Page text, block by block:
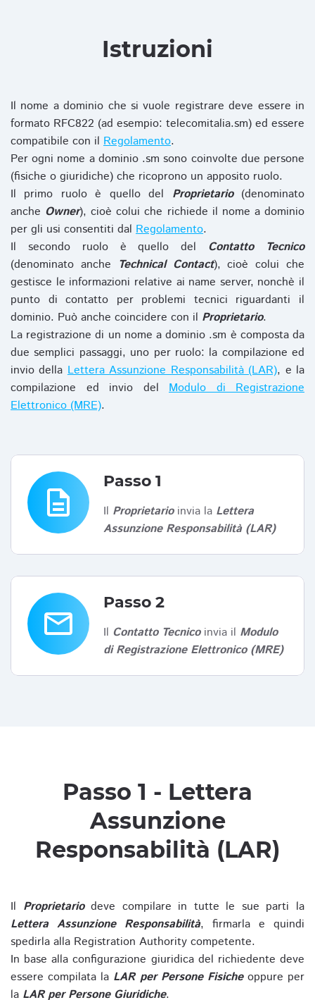
Istruzioni
Il nome a dominio che si vuole registrare deve essere in
formato RFC822 (ad esempio: telecomitalia.sm) ed essere
compatibile con il Regolamento.
Per ogni nome a dominio .sm sono coinvolte due persone
(fisiche o giuridiche) che ricoprono un apposito ruolo.
Il primo ruolo è quello del Proprietario(denominato
anche Owner), cioè colui che richiede il nome a dominio
per gli usi consentiti dal Regolamento.
Il secondo ruolo è quello del Contatto Tecnico
(denominato anche Technical Contact), cioè colui che
gestisce le informazioni relative ai name server, nonchè il
punto di contatto per problemi tecnici riguardanti il
dominio. Può anche coincidere con il Proprietario.
La registrazione di un nome a dominio .sm è composta da
due semplici passaggi, uno per ruolo: la compilazione ed
invio dellaLettera Assunzione Responsabilità (LAR), e la
compilazione ed invio del Modulo di Registrazione
Elettronico (MRE).
description
Passo 1
Il Proprietarioinvia la Lettera
Assunzione Responsabilità (LAR)
email
Passo 2
Il Contatto Tecnicoinvia il Modulo
di Registrazione Elettronico (MRE)
Passo 1 - Lettera
Assunzione
Responsabilità (LAR)
Il Proprietariodeve compilare in tutte le sue parti la
Lettera Assunzione Responsabilità, firmarla e quindi
spedirla alla Registration Authority competente.
In base alla configurazione giuridica del richiedente deve
essere compilata la LAR per Persone Fisicheoppure per
la LAR per Persone Giuridiche.